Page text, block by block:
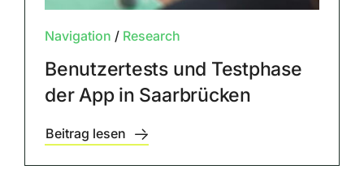
Navigation / Research
Benutzertests und Testphase
der App in Saarbrücken
Beitrag lesen